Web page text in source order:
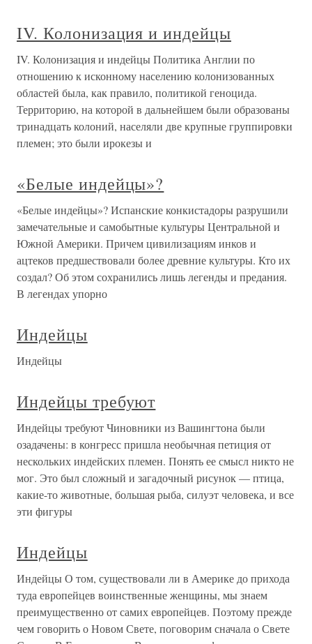
IV. Колонизация и индейцы
IV. Колонизация и индейцы Политика Англии по
отношению к исконному населению колонизованных
областей была, как правило, политикой геноцида.
Территорию, на которой в дальнейшем были образованы
тринадцать колоний, населяли две крупные группировки
племен; это были ирокезы и
«Белые индейцы»?
«Белые индейцы»? Испанские конкистадоры разрушили
замечательные и самобытные культуры Центральной и
Южной Америки. Причем цивилизациям инков и
ацтеков предшествовали более древние культуры. Кто их
создал? Об этом сохранились лишь легенды и предания.
В легендах упорно
Индейцы
Индейцы
Индейцы требуют
Индейцы требуют Чиновники из Вашингтона были
озадачены: в конгресс пришла необычная петиция от
нескольких индейских племен. Понять ее смысл никто не
мог. Это был сложный и загадочный рисунок — птица,
какие-то животные, большая рыба, силуэт человека, и все
эти фигуры
Индейцы
Индейцы О том, существовали ли в Америке до прихода
туда европейцев воинственные женщины, мы знаем
преимущественно от самих европейцев. Поэтому прежде
чем говорить о Новом Свете, поговорим сначала о Свете